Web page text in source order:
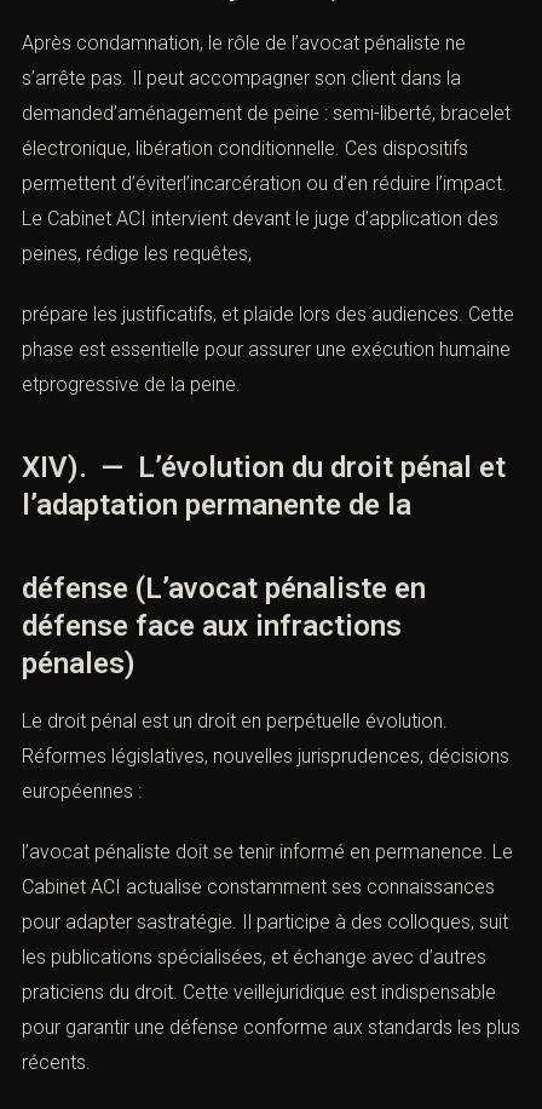
Après condamnation, le rôle de l’avocat pénaliste ne
s’arrête pas. Il peut accompagner son client dans la
demanded’aménagement de peine : semi-liberté, bracelet
électronique, libération conditionnelle. Ces dispositifs
permettent d’éviterl’incarcération ou d’en réduire l’impact.
Le Cabinet ACI intervient devant le juge d’application des
peines, rédige les requêtes,
prépare les justificatifs, et plaide lors des audiences. Cette
phase est essentielle pour assurer une exécution humaine
etprogressive de la peine.
XIV). — L’évolution du droit pénal et
l’adaptation permanente de la
défense (L’avocat pénaliste en
défense face aux infractions
pénales)
Le droit pénal est un droit en perpétuelle évolution.
Réformes législatives, nouvelles jurisprudences, décisions
européennes :
l’avocat pénaliste doit se tenir informé en permanence. Le
Cabinet ACI actualise constamment ses connaissances
pour adapter sastratégie. Il participe à des colloques, suit
les publications spécialisées, et échange avec d’autres
praticiens du droit. Cette veillejuridique est indispensable
pour garantir une défense conforme aux standards les plus
récents.